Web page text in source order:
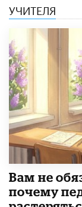
УЧИТЕЛЯ
​Вам не
почему